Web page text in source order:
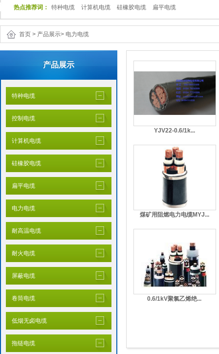
热点推荐词： 特种电缆 计算机电缆 硅橡胶电缆 扁平电缆
首页 > 产品展示> 电力电缆
产品展示
特种电缆
控制电缆
计算机电缆
硅橡胶电缆
扁平电缆
电力电缆
耐高温电缆
耐火电缆
屏蔽电缆
卷筒电缆
低烟无卤电缆
拖链电缆
YJV22-0.6/1k...
煤矿用阻燃电力电缆MYJ...
0.6/1kV聚氯乙烯绝...